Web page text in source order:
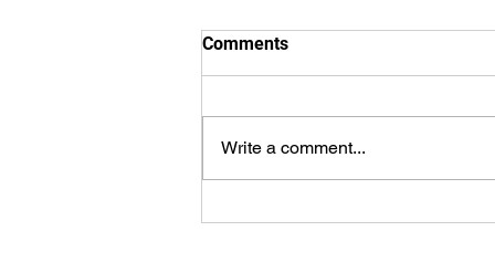
คันจิ N1 ชุดที่ 1
เป็นผู้จัดทำคำแปลทั้งหมดจร้า อาจ
มีบางคำที่ต้องค้นความหมายเพิ่ม
______________ ตารางความ
Comments
Write a comment...